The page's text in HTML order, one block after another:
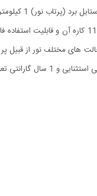
چراغ قوه چند کاره پاور استایل یک چراغ قوه ی کامل و
3000 برابر را دارا می باشد. جنس بدنه این چراغ قوه آلیاژ آلومینیوم مقاوم بوده و از یک باطری شارژی ۳٫۷ ولتی بهره می برد.
های مختلف نور از قبیل پر
نور کم و چشمک زن یا حالت خطر می باشد. همچنین این محصول دارای 2 شارژر برق شهری و